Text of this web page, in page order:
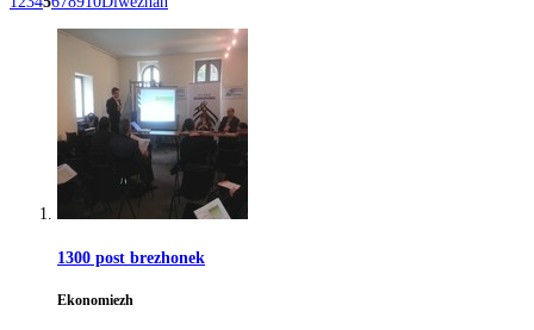
1300 post brezhonek
Ekonomiezh